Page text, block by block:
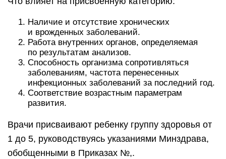
Наличие и отсутствие хронических
и врожденных заболеваний.
Работа внутренних органов, определяемая
по результатам анализов.
Способность организма сопротивляться
заболеваниям, частота перенесенных
инфекционных заболеваний за последний год.
Соответствие возрастным параметрам
развития.
Врачи присваивают ребенку группу здоровья от
1 до 5, руководствуясь указаниями Минздрава,
обобщенными в Приказах №,.